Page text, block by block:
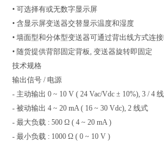
• 可选择有或无数字显示屏
• 含显示屏变送器交替显示温度和湿度
• 墙面型和分体型变送器可通过背出线方式连
• 随货提供背部固定背板, 变送器旋转即固定
技术规格
输出信号 / 电源
- 主动输出 0 ~ 10 V ( 24 Vac/Vdc ± 10%), 3 / 4
- 被动输出 4 ~ 20 mA ( 16 ~ 30 Vdc), 2 线式
- 最大负载 : 500 Ω ( 4 ~ 20 mA )
- 最小负载 : 1000 Ω ( 0 ~ 10 V )